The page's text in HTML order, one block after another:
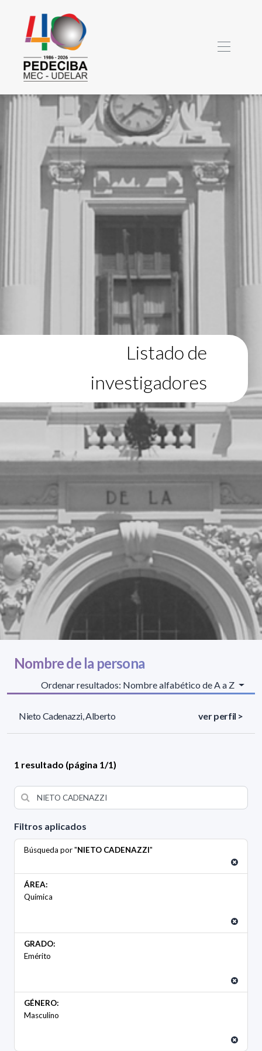
Listado de
investigadores
Filtros aplicados
Búsqueda por "NIETO CADENAZZI"
ÁREA:
Química
GRADO:
Emérito
GÉNERO:
Masculino
Nombre de la persona
Ordenar resultados: Nombre alfabético de A a Z
Nieto Cadenazzi, Alberto ver perfil >
1 resultado (página 1/1)